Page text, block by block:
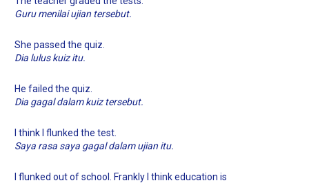
Guru menilai ujian tersebut.
She passed the quiz.
Dia lulus kuiz itu.
He failed the quiz.
Dia gagal dalam kuiz tersebut.
I think I flunked the test.
Saya rasa saya gagal dalam ujian itu.
I flunked out of school. Frankly I think education is